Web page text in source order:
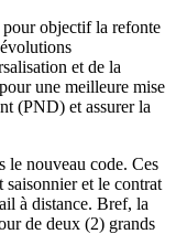
objectif la refonte
et de la
une meilleure mise
(PND) et assurer la
le nouveau code. Ces
saisonnier et le contrat
à distance. Bref, la
de deux (2) grands